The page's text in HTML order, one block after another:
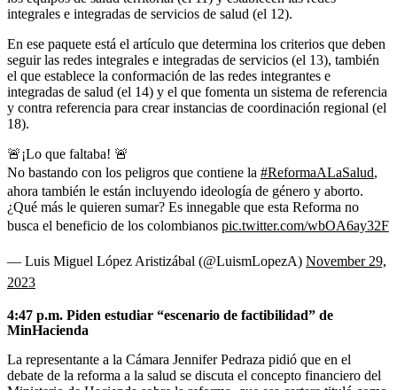
integrales e integradas de servicios de salud (el 12).
En ese paquete está el artículo que determina los criterios que deben
seguir las redes integrales e integradas de servicios (el 13), también
el que establece la conformación de las redes integrantes e
integradas de salud (el 14) y el que fomenta un sistema de referencia
y contra referencia para crear instancias de coordinación regional (el
18).
🚨¡Lo que faltaba! 🚨
No bastando con los peligros que contiene la #ReformaALaSalud,
ahora también le están incluyendo ideología de género y aborto.
¿Qué más le quieren sumar? Es innegable que esta Reforma no
busca el beneficio de los colombianos pic.twitter.com/wbOA6ay32F
— Luis Miguel López Aristizábal (@LuismLopezA) November 29,
2023
4:47 p.m. Piden estudiar “escenario de factibilidad” de
MinHacienda
La representante a la Cámara Jennifer Pedraza pidió que en el
debate de la reforma a la salud se discuta el concepto financiero del